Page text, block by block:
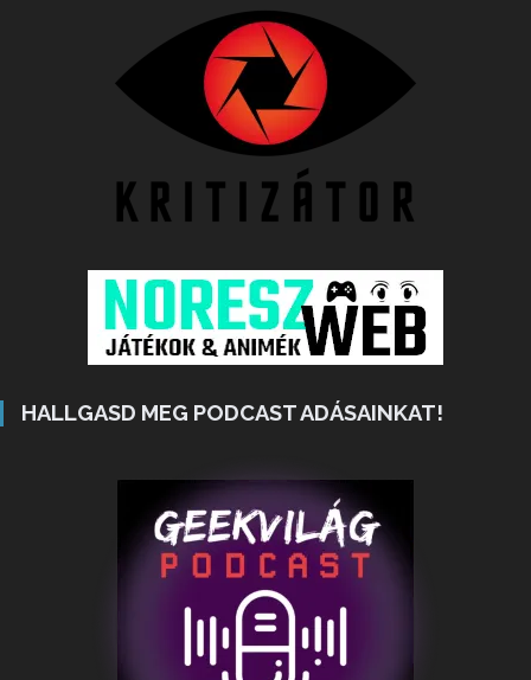
HALLGASD MEG PODCAST ADÁSAINKAT!